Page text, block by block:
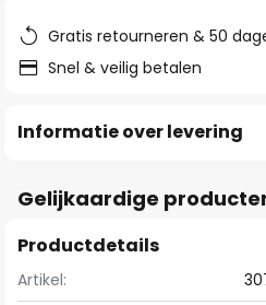
afbeeldingen-
gallerij
Gratis retourneren & 50
Snel & veilig betalen
Informatie over levering
Gelijkaardige
Productdetails
Artikel: